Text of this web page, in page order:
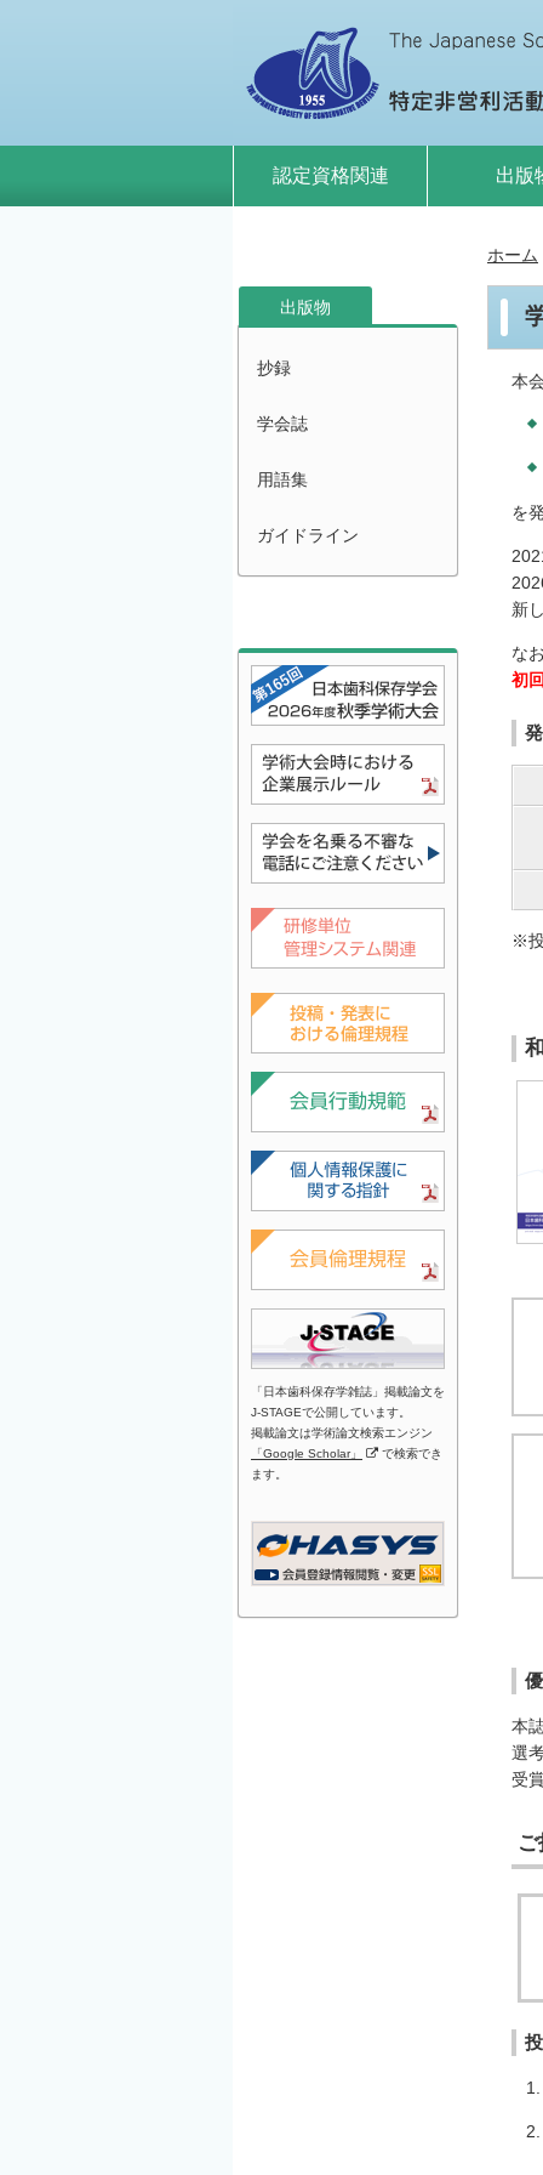
認定資格関連 出版
ホーム
本
を
新
な
初
※
本
選
受
出版物
抄録
学会誌
用語集
ガイドライン
「日本歯科保存学雑誌」掲載論文を
J-STAGEで公開しています。
掲載論文は学術論文検索エンジン
「Google Scholar」
で検索でき
ます。